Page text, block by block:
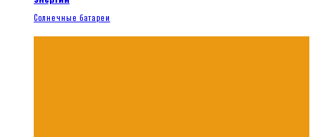
Солнечные батареи